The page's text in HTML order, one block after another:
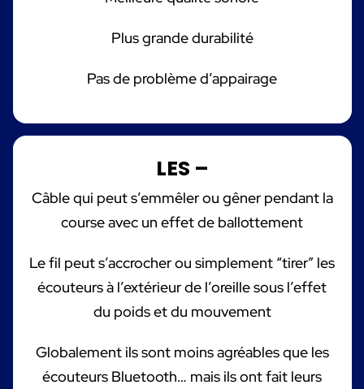
Plus grande durabilité
Pas de problème d’appairage
LES –
Câble qui peut s’emmêler ou gêner pendant la
course avec un effet de ballottement
Le fil peut s’accrocher ou simplement “tirer” les
écouteurs à l’extérieur de l’oreille sous l’effet
du poids et du mouvement
Globalement ils sont moins agréables que les
écouteurs Bluetooth… mais ils ont fait leurs